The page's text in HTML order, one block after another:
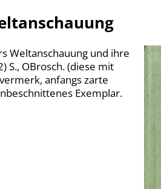
Weltanschauung und ihre
S., OBrosch. (diese mit
anfangs zarte
Exemplar.